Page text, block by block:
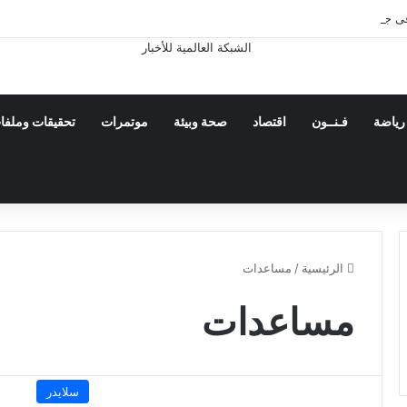
جزيرة قشم ناجم عن التصدى لأهداف معادية عند مضيق هرمز
رياضة فـنــون اقتصاد صحة وبيئة موتمرات تحقيقات
الرئيسية / مساعدات
مساعدات
سلايدر